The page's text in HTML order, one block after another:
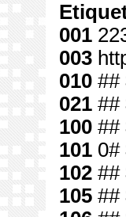
001
003
010##
021##
100##
1010#
102##
105##